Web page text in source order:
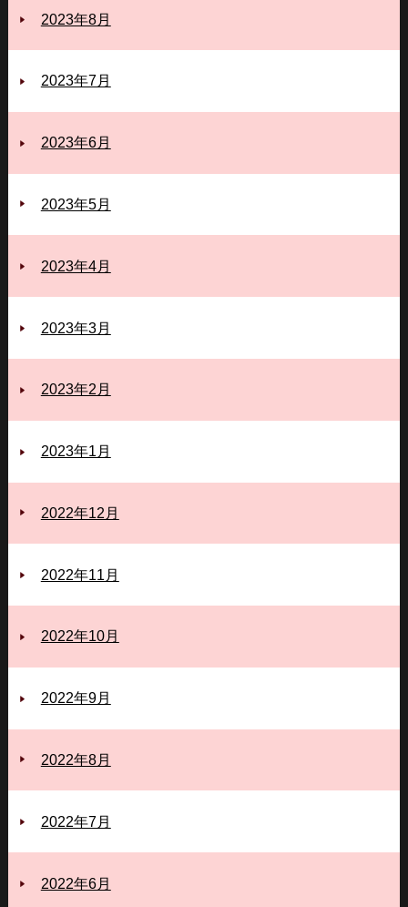
2023年8月
2023年7月
2023年6月
2023年5月
2023年4月
2023年3月
2023年2月
2023年1月
2022年12月
2022年11月
2022年10月
2022年9月
2022年8月
2022年7月
2022年6月